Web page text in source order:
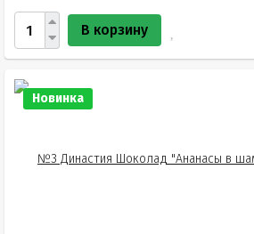
В корзину
Новинка